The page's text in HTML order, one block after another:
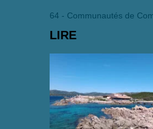
64 - Communautés de
LIRE